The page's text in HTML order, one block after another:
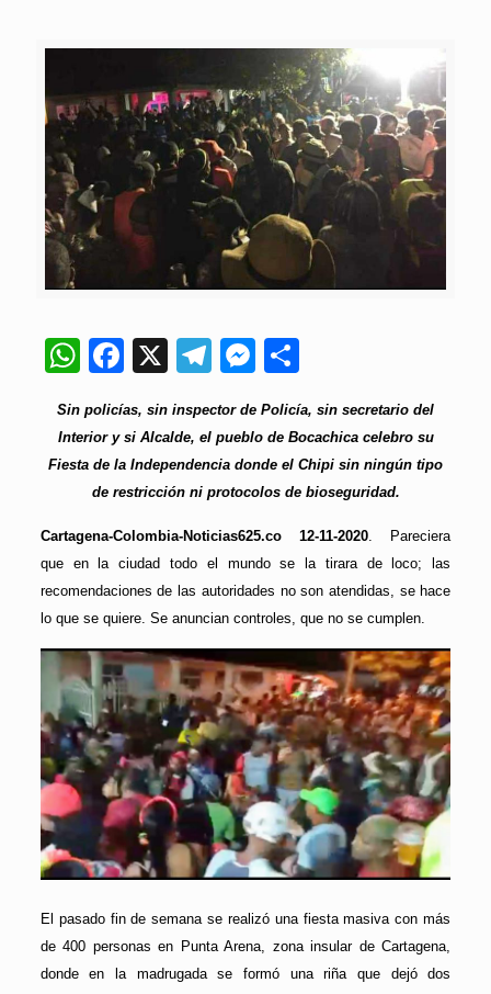
WhatsApp
Facebook
X Telegram
Messenger
Sin policías, sin inspector de Policía, sin secretario del
Interior y si Alcalde, el pueblo de Bocachica celebro su
Fiesta de la Independencia donde el Chipi sin ningún tipo
de restricción ni protocolos de bioseguridad.
Cartagena-Colombia-Noticias625.co 12-11-2020. Pareciera
que en la ciudad todo el mundo se la tirara de loco; las
recomendaciones de las autoridades no son atendidas, se hace
lo que se quiere. Se anuncian controles, que no se cumplen.
El pasado fin de semana se realizó una fiesta masiva con más
de 400 personas en Punta Arena, zona insular de Cartagena,
donde en la madrugada se formó una riña que dejó dos